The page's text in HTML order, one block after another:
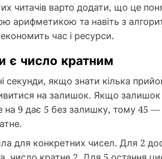
читачів варто додати, що це
арифметикою та навіть з
час і ресурси.
є число кратним
секунди, якщо знати кілька
на залишок. Якщо
на 9 дає 5 без залишку, тому 45 —
для конкретних чисел. Для 2